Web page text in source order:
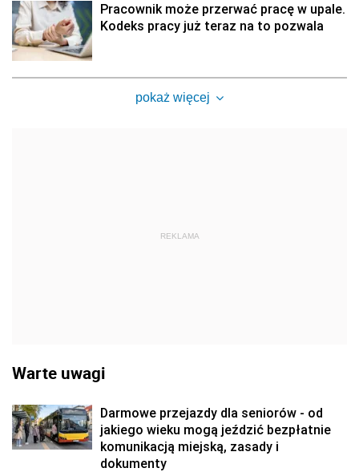
Pracownik może przerwać pracę w upale.
Kodeks pracy już teraz na to pozwala
pokaż więcej
REKLAMA
Warte uwagi
Darmowe przejazdy dla seniorów - od
jakiego wieku mogą jeździć bezpłatnie
komunikacją miejską, zasady i
dokumenty